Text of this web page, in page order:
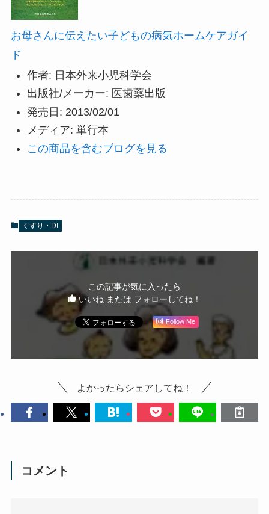
お母さんに伝えたい子どもの病気ホームケアガイ
ド
作者: 日本外来小児科学会
出版社/メーカー: 医歯薬出版
発売日: 2013/02/01
メディア: 単行本
この商品を含むブログを見る
くすり・DI
この記事が気に入ったら
いいね または フォローしてね！
Follow Me
よかったらシェアしてね！
コメント